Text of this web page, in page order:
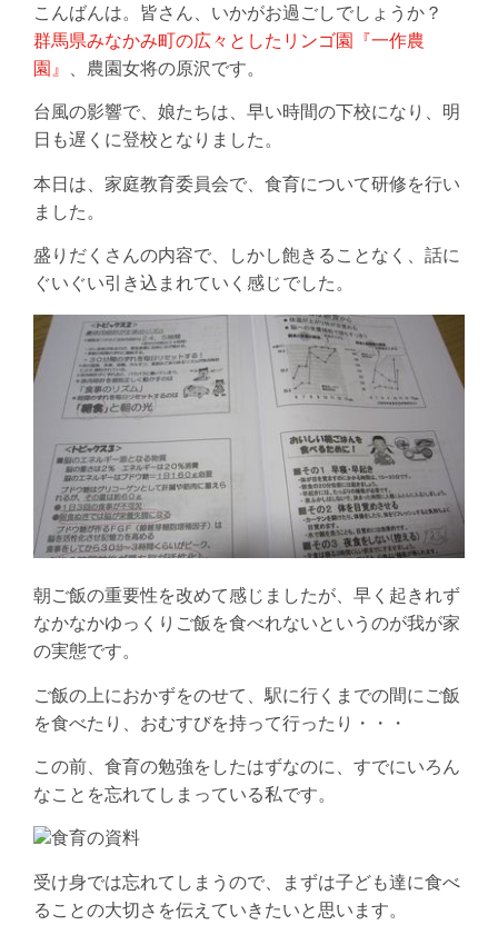
こんばんは。皆さん、いかがお過ごしでしょうか？
群馬県みなかみ町の広々としたリンゴ園『一作農
園』
、農園女将の原沢です。
台風の影響で、娘たちは、早い時間の下校になり、明
日も遅くに登校となりました。
本日は、家庭教育委員会で、食育について研修を行い
ました。
盛りだくさんの内容で、しかし飽きることなく、話に
ぐいぐい引き込まれていく感じでした。
朝ご飯の重要性を改めて感じましたが、早く起きれず
なかなかゆっくりご飯を食べれないというのが我が家
の実態です。
ご飯の上におかずをのせて、駅に行くまでの間にご飯
を食べたり、おむすびを持って行ったり・・・
この前、食育の勉強をしたはずなのに、すでにいろん
なことを忘れてしまっている私です。
受け身では忘れてしまうので、まずは子ども達に食べ
ることの大切さを伝えていきたいと思います。